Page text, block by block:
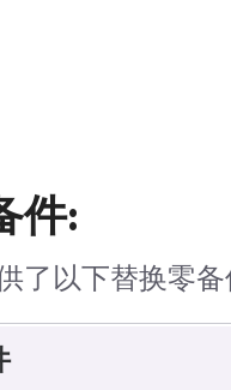
件:
了以下替换零